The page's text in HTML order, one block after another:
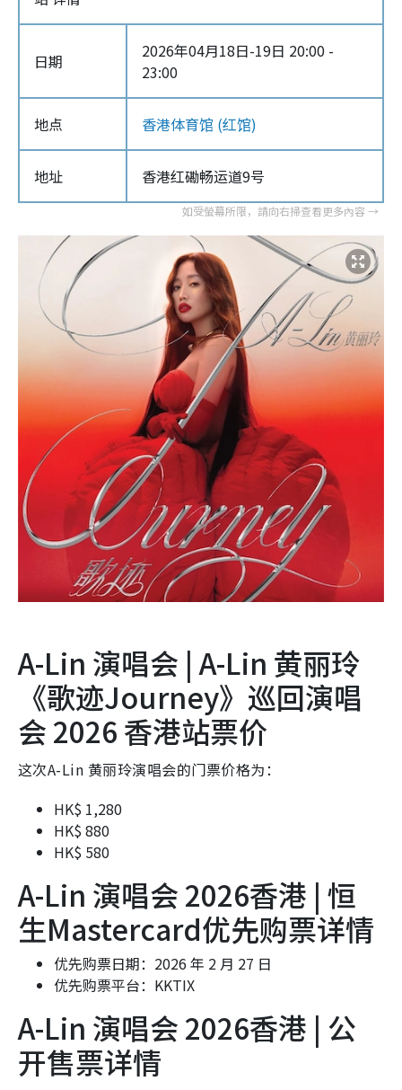
日期
2026年04月18日-19日 20:00 -
23:00
地点 香港体育馆 (红馆)
地址 香港红磡畅运道9号
A-Lin 演唱会 | A-Lin 黄丽玲
《歌迹Journey》巡回演唱
会 2026 香港站票价
这次A-Lin 黄丽玲演唱会的门票价格为：
HK$ 1,280
HK$ 880
HK$ 580
A-Lin 演唱会 2026香港 | 恒
生Mastercard优先购票详情
优先购票日期：2026 年 2 月 27 日
优先购票平台：KKTIX
A-Lin 演唱会 2026香港 | 公
开售票详情